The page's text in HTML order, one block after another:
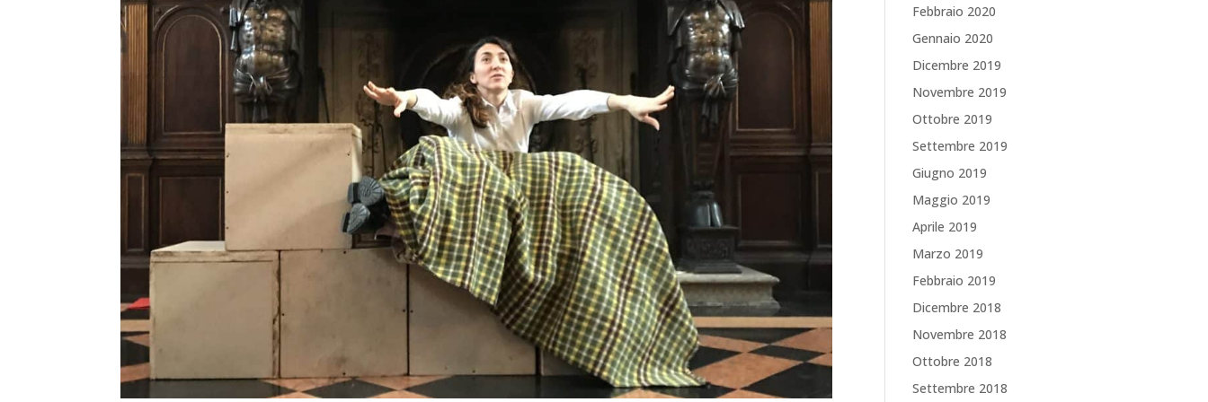
Febbraio 2020
Gennaio 2020
Dicembre 2019
Novembre 2019
Ottobre 2019
Settembre 2019
Giugno 2019
Maggio 2019
Aprile 2019
Marzo 2019
Febbraio 2019
Dicembre 2018
Novembre 2018
Ottobre 2018
Settembre 2018